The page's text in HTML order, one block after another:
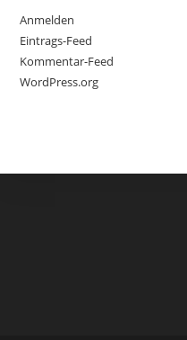
Anmelden
Eintrags-Feed
Kommentar-Feed
WordPress.org